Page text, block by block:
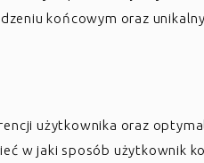
końcowym oraz
użytkownika oraz
w jaki sposób użytkownik